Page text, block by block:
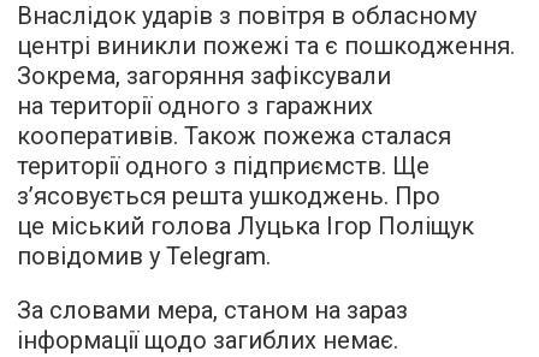
Внаслідок ударів з повітря в обласному
центрі виникли пожежі та є пошкодження.
Зокрема, загоряння зафіксували
на території одного з гаражних
кооперативів. Також пожежа сталася
території одного з підприємств. Ще
з’ясовується решта ушкоджень. Про
це міський голова Луцька Ігор Поліщук
повідомив у Telegram.
За словами мера, станом на зараз
інформації щодо загиблих немає.